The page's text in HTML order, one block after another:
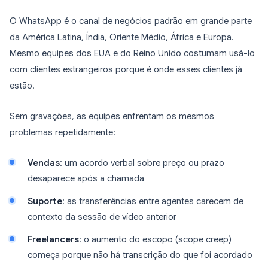
O WhatsApp é o canal de negócios padrão em grande parte
da América Latina, Índia, Oriente Médio, África e Europa.
Mesmo equipes dos EUA e do Reino Unido costumam usá-lo
com clientes estrangeiros porque é onde esses clientes já
estão.
Sem gravações, as equipes enfrentam os mesmos
problemas repetidamente:
Vendas: um acordo verbal sobre preço ou prazo
desaparece após a chamada
Suporte: as transferências entre agentes carecem de
contexto da sessão de vídeo anterior
Freelancers: o aumento do escopo (scope creep)
começa porque não há transcrição do que foi acordado